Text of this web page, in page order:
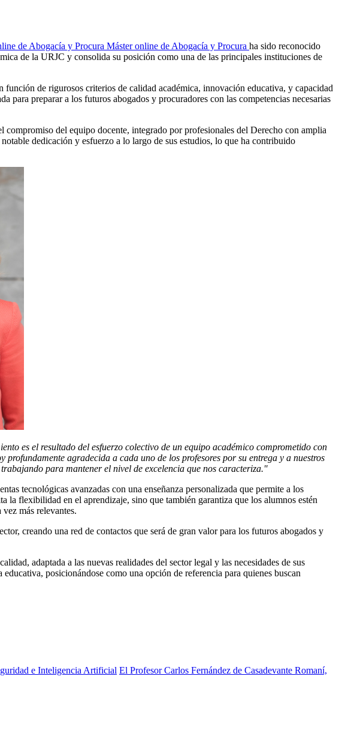
de Abogacía y Procura Máster online de Abogacía y Procura ha sido reconocido
de la URJC y consolida su posición como una de las principales instituciones de
de rigurosos criterios de calidad académica, innovación educativa, y capacidad
para preparar a los futuros abogados y procuradores con las competencias necesarias
compromiso del equipo docente, integrado por profesionales del Derecho con amplia
dedicación y esfuerzo a lo largo de sus estudios, lo que ha contribuido
es el resultado del esfuerzo colectivo de un equipo académico comprometido con
agradecida a cada uno de los profesores por su entrega y a nuestros
para mantener el nivel de excelencia que nos caracteriza."
tecnológicas avanzadas con una enseñanza personalizada que permite a los
la flexibilidad en el aprendizaje, sino que también garantiza que los alumnos estén
más relevantes.
creando una red de contactos que será de gran valor para los futuros abogados y
adaptada a las nuevas realidades del sector legal y las necesidades de sus
posicionándose como una opción de referencia para quienes buscan
e Inteligencia Artificial El Profesor Carlos Fernández de Casadevante Romaní,